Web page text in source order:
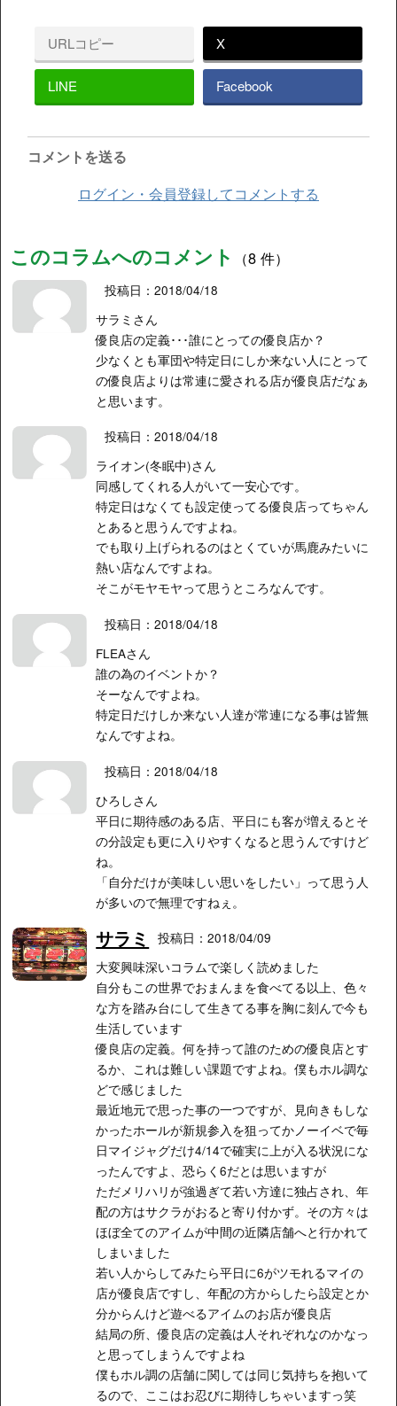
URLコピー X
LINE Facebook
コメントを送る
ログイン・会員登録してコメントする
このコラムへのコメント （8 件）
投稿日：2018/04/18
サラミさん
優良店の定義･･･誰にとっての優良店か？
少なくとも軍団や特定日にしか来ない人にとって
の優良店よりは常連に愛される店が優良店だなぁ
と思います。
投稿日：2018/04/18
ライオン(冬眠中)さん
同感してくれる人がいて一安心です。
特定日はなくても設定使ってる優良店ってちゃん
とあると思うんですよね。
でも取り上げられるのはとくていが馬鹿みたいに
熱い店なんですよね。
そこがモヤモヤって思うところなんです。
投稿日：2018/04/18
FLEAさん
誰の為のイベントか？
そーなんですよね。
特定日だけしか来ない人達が常連になる事は皆無
なんですよね。
投稿日：2018/04/18
ひろしさん
平日に期待感のある店、平日にも客が増えるとそ
の分設定も更に入りやすくなると思うんですけど
ね。
「自分だけが美味しい思いをしたい」って思う人
が多いので無理ですねぇ。
サラミ
投稿日：2018/04/09
大変興味深いコラムで楽しく読めました
自分もこの世界でおまんまを食べてる以上、色々
な方を踏み台にして生きてる事を胸に刻んで今も
生活しています
優良店の定義。何を持って誰のための優良店とす
るか、これは難しい課題ですよね。僕もホル調な
どで感じました
最近地元で思った事の一つですが、見向きもしな
かったホールが新規参入を狙ってかノーイベで毎
日マイジャグだけ4/14で確実に上が入る状況にな
ったんですよ、恐らく6だとは思いますが
ただメリハリが強過ぎて若い方達に独占され、年
配の方はサクラがおると寄り付かず。その方々は
ほぼ全てのアイムが中間の近隣店舗へと行かれて
しまいました
若い人からしてみたら平日に6がツモれるマイの
店が優良店ですし、年配の方からしたら設定とか
分からんけど遊べるアイムのお店が優良店
結局の所、優良店の定義は人それぞれなのかなっ
と思ってしまうんですよね
僕もホル調の店舗に関しては同じ気持ちを抱いて
るので、ここはお忍びに期待しちゃいますっ笑